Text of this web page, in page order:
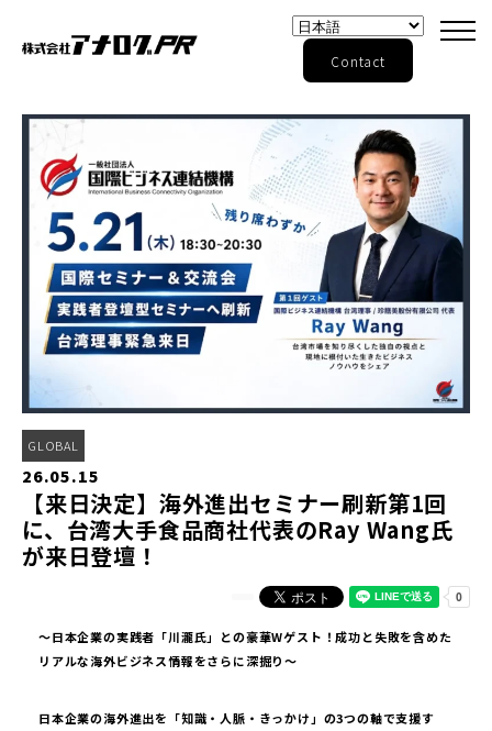
Contact
GLOBAL
26.05.15
【来日決定】海外進出セミナー刷新第1回
に、台湾大手食品商社代表のRay Wang氏
が来日登壇！
〜日本企業の実践者「川瀧氏」との豪華Wゲスト！成功と失敗を含めた
リアルな海外ビジネス情報をさらに深掘り〜
日本企業の海外進出を「知識・人脈・きっかけ」の3つの軸で支援す